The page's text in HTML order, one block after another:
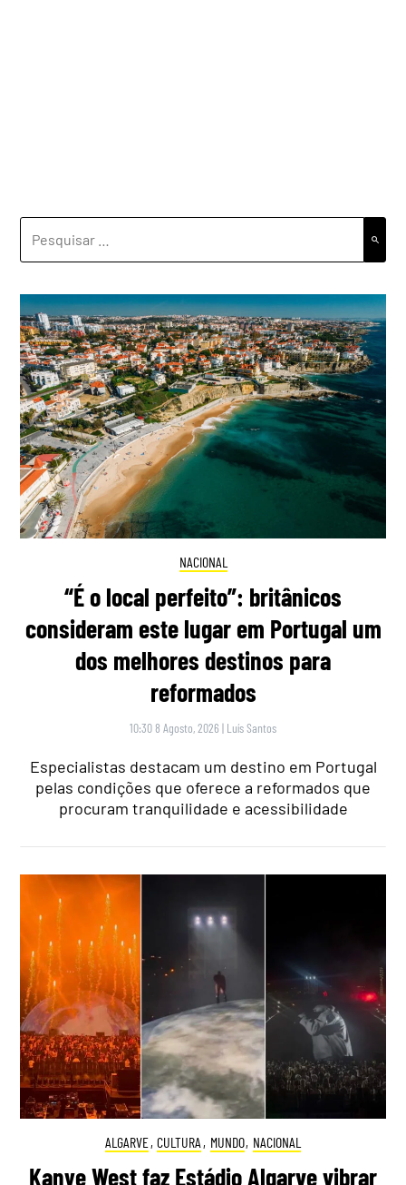
POR:
NACIONAL
“É o local perfeito”: britânicos
consideram este lugar em Portugal um
dos melhores destinos para
reformados
10:30 8 Agosto, 2026 | Luís Santos
Especialistas destacam um destino em Portugal
pelas condições que oferece a reformados que
procuram tranquilidade e acessibilidade
ALGARVE, CULTURA , MUNDO, NACIONAL
Kanye West faz Estádio Algarve vibrar